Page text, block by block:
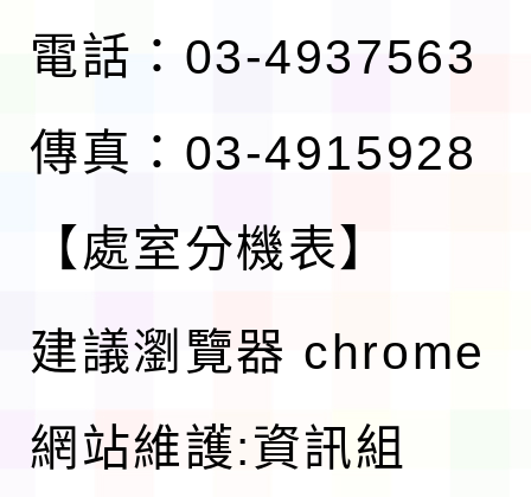
電話：03-4937563
傳真：03-4915928
【處室分機表】
建議瀏覽器 chrome
網站維護:資訊組